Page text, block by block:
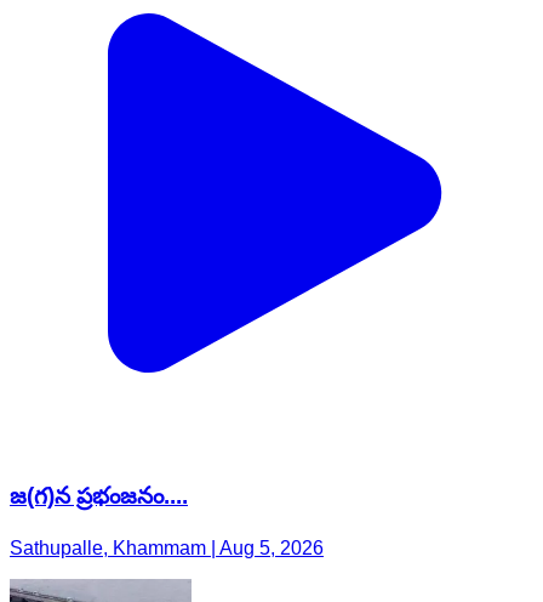
జ(గ)న ప్రభంజనం....
Sathupalle, Khammam | Aug 5, 2026